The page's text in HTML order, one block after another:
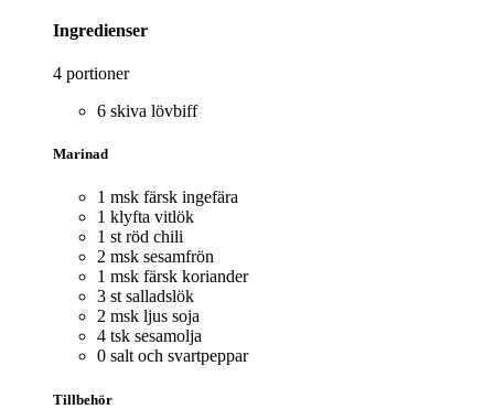
Ingredienser
4 portioner
6 skiva lövbiff
Marinad
1 msk färsk ingefära
1 klyfta vitlök
1 st röd chili
2 msk sesamfrön
1 msk färsk koriander
3 st salladslök
2 msk ljus soja
4 tsk sesamolja
0 salt och svartpeppar
Tillbehör